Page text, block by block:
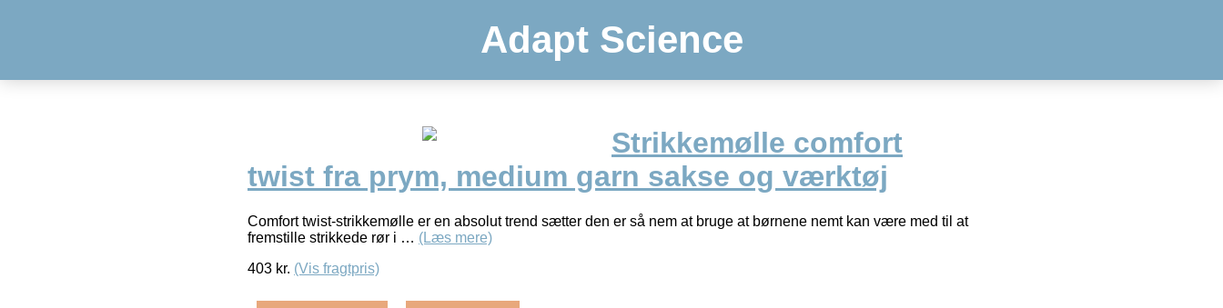
Adapt Science
Strikkemølle comfort
twist fra prym, medium garn sakse og værktøj
Comfort twist-strikkemølle er en absolut trend sætter den er så nem at bruge at børnene nemt kan være med til at
fremstille strikkede rør i … (Læs mere)
403 kr. (Vis fragtpris)